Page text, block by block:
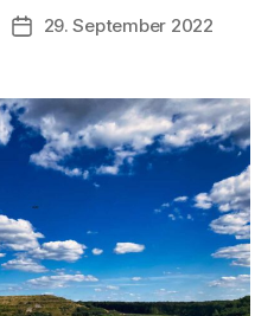
Veröffentlichungsdatum
29. September 2022